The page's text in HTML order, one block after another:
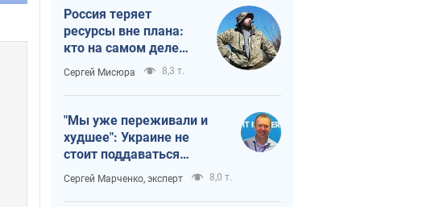
Россия теряет
ресурсы вне плана:
кто на самом деле
диктует темп войны
Сергей Мисюра 8,3 т.
"Мы уже переживали и
худшее": Украине не
стоит поддаваться
отчаянию из-за
ракетного террора
Сергей Марченко, эксперт 8,0 т.